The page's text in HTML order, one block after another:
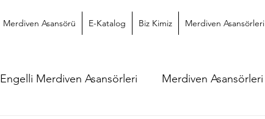
Merdiven Asansörü E-Katalog Biz Kimiz Merdiven Asansörleri
Engelli Merdiven Asansörleri Merdiven Asansörleri